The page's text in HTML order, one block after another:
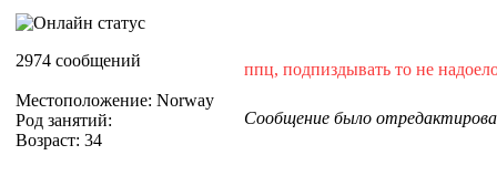
2974 сообщений
Местоположение: Norway
Род занятий:
Возраст: 34
ппц, подпиздывать то не
Сообщение было